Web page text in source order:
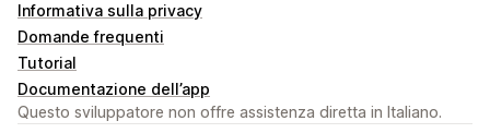
Informativa sulla privacy
Domande frequenti
Tutorial
Documentazione dell’app
Questo sviluppatore non offre assistenza diretta in Italiano.